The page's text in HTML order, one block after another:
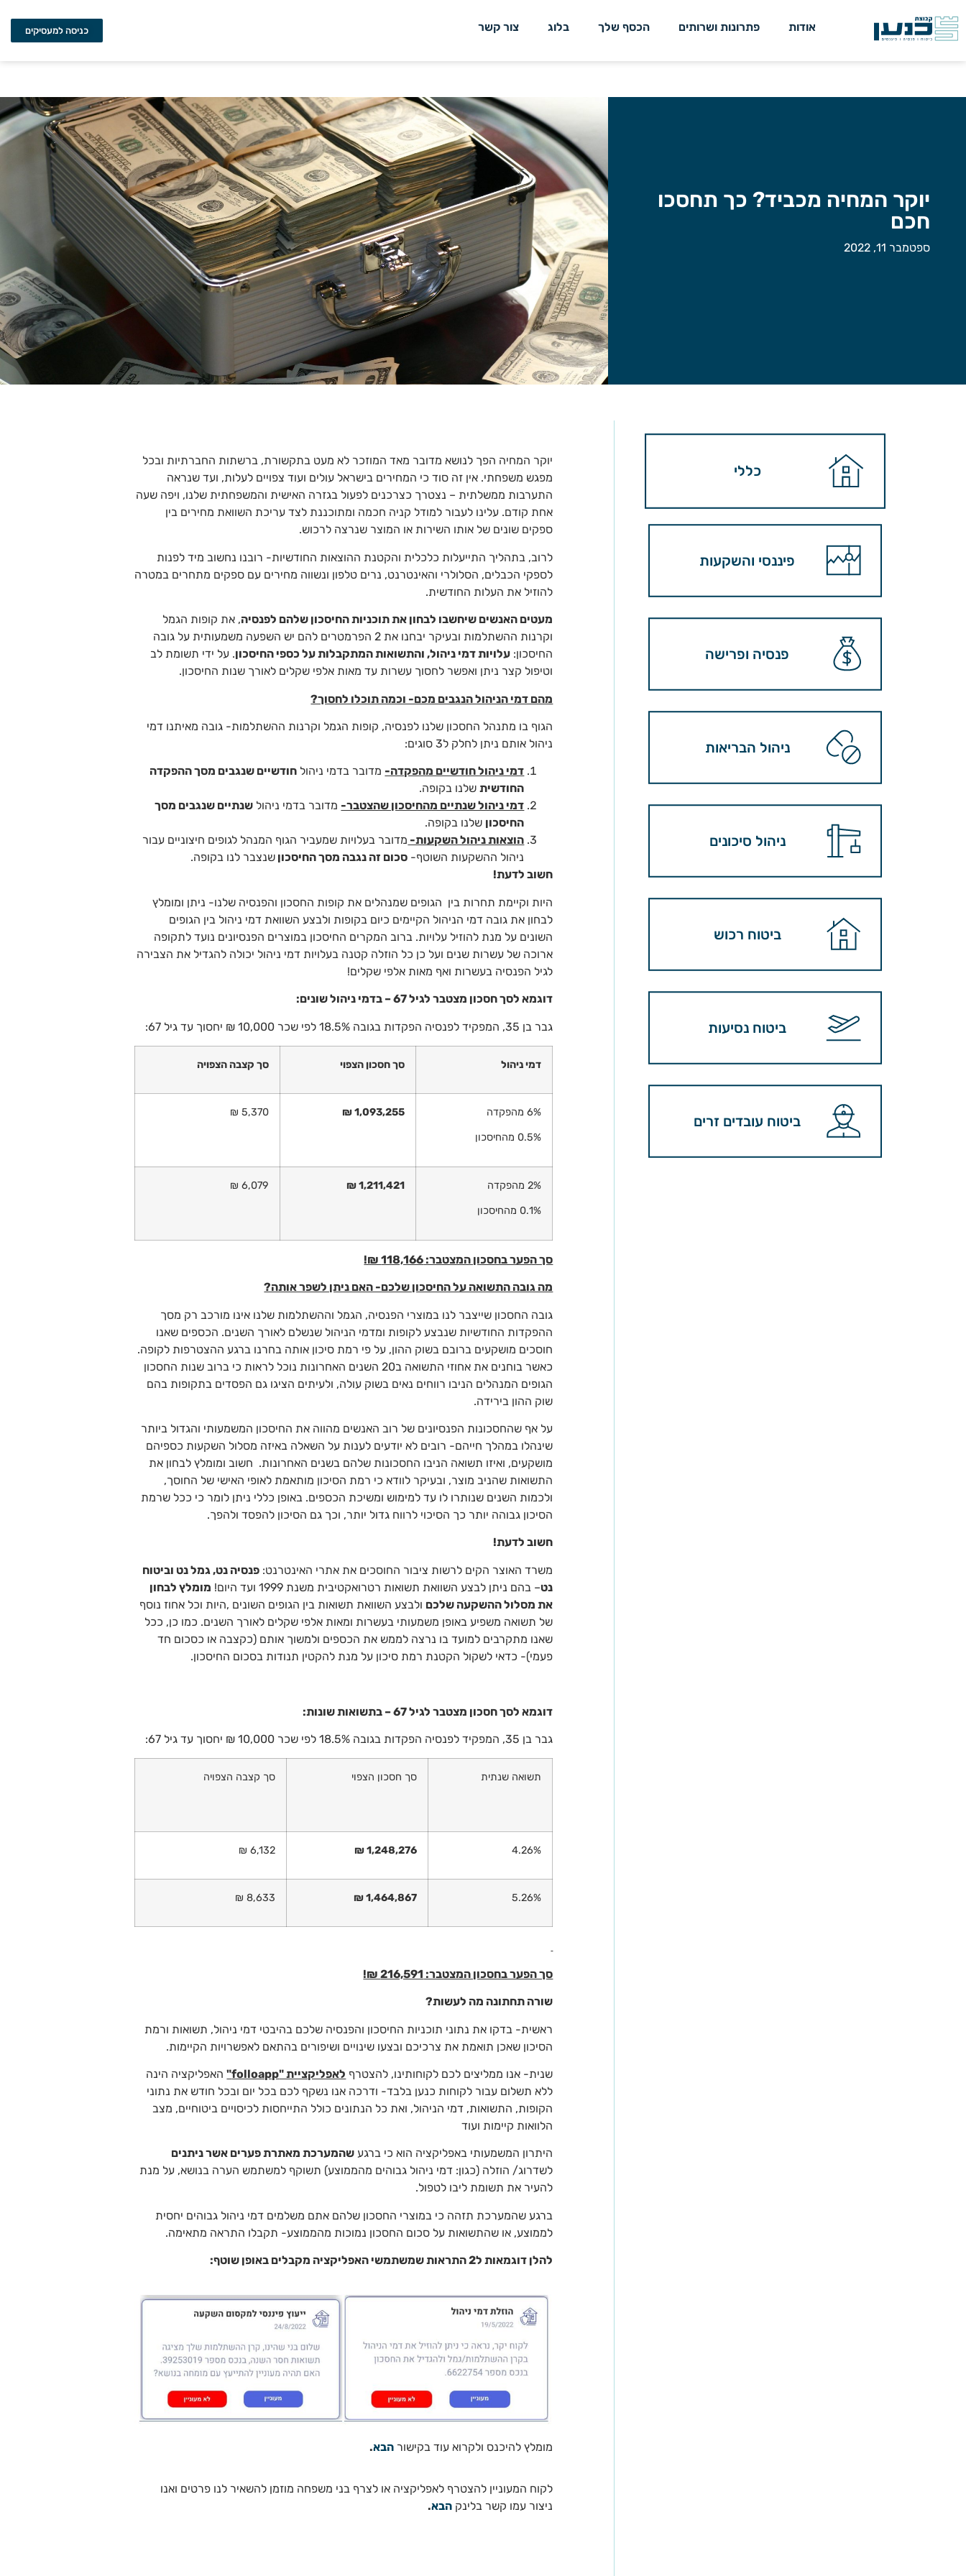
אודות פתרונות ושרותים הכסף שלך בלוג צור קשר כניסה למעסיקים
יוקר המחיה מכביד? כך תחסכו
חכם
ספטמבר 11, 2022
כללי
פיננסי והשקעות
פנסיה ופרישה
ניהול הבריאות
ניהול סיכונים
ביטוח רכוש
ביטוח נסיעות
ביטוח עובדים זרים
יוקר המחיה הפך לנושא מדובר מאד המוזכר לא מעט בתקשורת, ברשתות החברתיות ובכל
מפגש משפחתי. אין זה סוד כי המחירים בישראל עולים ועוד צפויים לעלות, ועד שנראה
התערבות ממשלתית – נצטרך כצרכנים לפעול בגזרה האישית והמשפחתית שלנו, ויפה שעה
אחת קודם. עלינו לעבור למודל קניה חכמה ומתוכננת לצד עריכת השוואת מחירים בין
ספקים שונים של אותו השירות או המוצר שנרצה לרכוש.
לרוב, בתהליך התייעלות כלכלית והקטנת ההוצאות החודשיות- רובנו נחשוב מיד לפנות
לספקי הכבלים, הסלולרי והאינטרנט, נרים טלפון ונשווה מחירים עם ספקים מתחרים במטרה
להוזיל את העלות החודשית.
מעטים האנשים שיחשבו לבחון את תוכניות החיסכון שלהם לפנסיה, את קופות הגמל
וקרנות ההשתלמות ובעיקר יבחנו את 2 הפרמטרים להם יש השפעה משמעותית על גובה
החיסכון: עלויות דמי ניהול, והתשואות המתקבלות על כספי החיסכון. על ידי תשומת לב
וטיפול קצר ניתן ואפשר לחסוך עשרות עד מאות אלפי שקלים לאורך שנות החיסכון.
מהם דמי הניהול הנגבים מכם- וכמה תוכלו לחסוך?
הגוף בו מתנהל החסכון שלנו לפנסיה, קופות הגמל וקרנות ההשתלמות- גובה מאיתנו דמי
ניהול אותם ניתן לחלק ל3 סוגים:
דמי ניהול חודשיים מהפקדה- מדובר בדמי ניהול חודשיים שנגבים מסך ההפקדה
החודשיתשלנו בקופה.
דמי ניהול שנתיים מהחיסכון שהצטבר- מדובר בדמי ניהול שנתיים שנגבים מסך
החיסכון שלנו בקופה.
הוצאות ניהול השקעות- מדובר בעלויות שמעביר הגוף המנהל לגופים חיצוניים עבור
ניהול ההשקעות השוטף- סכום זה נגבה מסך החיסכון שנצבר לנו בקופה.
חשוב לדעת!
היות וקיימת תחרות בין הגופים שמנהלים את קופות החסכון והפנסיה שלנו- ניתן ומומלץ
לבחון את גובה דמי הניהול הקיימים כיום בקופות ולבצע השוואת דמי ניהול בין הגופים
השונים על מנת להוזיל עלויות. ברוב המקרים החיסכון במוצרים הפנסיונים נועד לתקופה
ארוכה של עשרות שנים ועל כן כל הוזלה קטנה בעלויות דמי ניהול יכולה להגדיל את הצבירה
לגיל הפנסיה בעשרות ואף מאות אלפי שקלים!
דוגמא לסך חסכון מצטבר לגיל 67 – בדמי ניהול שונים:
גבר בן 35, המפקיד לפנסיה הפקדות בגובה 18.5% לפי שכר 10,000 ₪ יחסוך עד גיל 67:
דמי ניהול סך חסכון הצפוי סך קצבה הצפויה
6% מהפקדה
0.5% מהחיסכון
1,093,255 ₪
5,370 ₪
2% מהפקדה
0.1% מהחיסכון
1,211,421 ₪
6,079 ₪
סך הפער בחסכון המצטבר: 118,166 ₪!
מה גובה התשואה על החיסכון שלכם- האם ניתן לשפר אותה?
גובה החסכון שייצבר לנו במוצרי הפנסיה, הגמל וההשתלמות שלנו אינו מורכב רק מסך
ההפקדות החודשיות שנבצע לקופות ומדמי הניהול שנשלם לאורך השנים. הכספים שאנו
חוסכים מושקעים ברובם בשוק ההון, על פי רמת סיכון אותה בחרנו ברגע ההצטרפות לקופה.
כאשר בוחנים את אחוזי התשואה ב20 השנים האחרונות נוכל לראות כי ברוב שנות החסכון
הגופים המנהלים הניבו רווחים נאים בשוק עולה, ולעיתים הציגו גם הפסדים בתקופות בהם
שוק ההון בירידה.
על אף שהחסכונות הפנסיונים של רוב האנשים מהווה את החיסכון המשמעותי והגדול ביותר
שינהלו במהלך חייהם- רובים לא יודעים לענות על השאלה באיזה מסלול השקעות כספיהם
מושקעים, ואיזו תשואה הניבו החסכונות שלהם בשנים האחרונות. חשוב ומומלץ לבחון את
התשואות שהניב מוצר, ובעיקר לוודא כי רמת הסיכון מותאמת לאופי האישי של החוסך,
ולכמות השנים שנותרו לו עד למימוש ומשיכת הכספים. באופן כללי ניתן לומר כי ככל שרמת
הסיכון גבוהה יותר כך הסיכוי לרווח גדול יותר, וכך גם הסיכון להפסד ולהפך.
חשוב לדעת!
משרד האוצר הקים לרשות ציבור החוסכים את אתרי האינטרנט: פנסיה נט, גמל נט וביטוח
נט– בהם ניתן לבצע השוואת תשואות רטרואקטיבית משנת 1999 ועד היום!
מומלץ לבחון
את מסלול ההשקעה שלכם ולבצע השוואת תשואות בין הגופים השונים ,היות וכל אחוז נוסף
של תשואה משפיע באופן משמעותי בעשרות ומאות אלפי שקלים לאורך השנים. כמו כן, ככל
שאנו מתקרבים למועד בו נרצה לממש את הכספים ולמשוך אותם (כקצבה או כסכום חד
פעמי)- כדאי לשקול הקטנת רמת סיכון על מנת להקטין תנודות בסכום החיסכון.
דוגמא לסך חסכון מצטבר לגיל 67 – בתשואות שונות:
גבר בן 35, המפקיד לפנסיה הפקדות בגובה 18.5% לפי שכר 10,000 ₪ יחסוך עד גיל 67:
תשואה שנתית סך חסכון הצפוי סך קצבה הצפויה
4.26%
1,248,276 ₪
6,132 ₪
5.26%
1,464,867 ₪
8,633 ₪
סך הפער בחסכון המצטבר: 216,591 ₪!
שורה תחתונה מה לעשות?
ראשית- בדקו את נתוני תוכניות החיסכון והפנסיה שלכם בהיבטי דמי ניהול, תשואות ורמת
הסיכון שאכן תואמת את צרכיכם ובצעו שינויים ושיפורים בהתאם לאפשרויות הקיימות.
שנית- אנו ממליצים לכם לקוחותינו, להצטרף לאפליקציית "folloapp
"האפליקציה הינה
ללא תשלום עבור לקוחות כנען בלבד- ודרכה אנו נשקף לכם בכל יום ובכל חודש את נתוני
הקופות, התשואות, דמי הניהול, ואת כל הנתונים כולל התייחסות לכיסויים ביטוחיים, מצב
הלוואות קיימות ועוד
היתרון המשמעותי באפליקציה הוא כי ברגע שהמערכת מאתרת פערים אשר ניתנים
לשדרוג/ הוזלה (כגון: דמי ניהול גבוהים מהממוצע) תשוקף למשתמש הערה בנושא, על מנת
להעיר את תשומת ליבו לטפול.
ברגע שהמערכת תזהה כי במוצרי החסכון שלהם אתם משלמים דמי ניהול גבוהים יחסית
לממוצע, או שהתשואות על סכום החסכון נמוכות מהממוצע- תקבלו התראה מתאימה.
להלן דוגמאות ל2 התראות שמשתמשי האפליקציה מקבלים באופן שוטף:
מומלץ להיכנס ולקרוא עוד בקישור הבא.
לקוח המעוניין להצטרף לאפליקציה או לצרף בני משפחה מוזמן להשאיר לנו פרטים ואנו
ניצור עמו קשר בלינק הבא.